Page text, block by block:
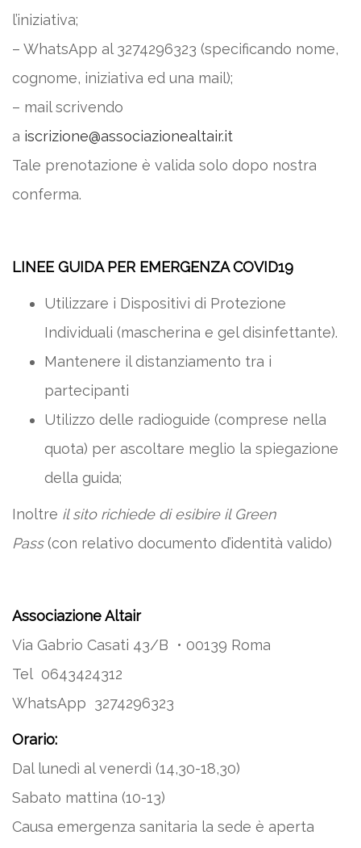
l’iniziativa;
– WhatsApp al 3274296323 (specificando nome,
cognome, iniziativa ed una mail);
– mail scrivendo
a iscrizione@associazionealtair.it
Tale prenotazione è valida solo dopo nostra
conferma.
LINEE GUIDA PER EMERGENZA COVID19
Utilizzare i Dispositivi di Protezione
Individuali (mascherina e gel disinfettante).
Mantenere il distanziamento tra i
partecipanti
Utilizzo delle radioguide (comprese nella
quota) per ascoltare meglio la spiegazione
della guida;
Inoltre il sito richiede di esibire il Green
Pass(con relativo documento d’identità valido)
Associazione Altair
Via Gabrio Casati 43/B • 00139 Roma
Tel 0643424312
WhatsApp 3274296323
Orario:
Dal lunedì al venerdì (14,30-18,30)
Sabato mattina (10-13)
Causa emergenza sanitaria la sede è aperta